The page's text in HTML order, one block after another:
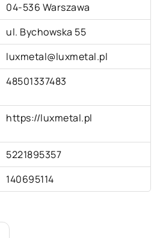
04-536 Warszawa
ul. Bychowska 55
luxmetal@luxmetal.pl
48501337483
https://luxmetal.pl
5221895357
140695114